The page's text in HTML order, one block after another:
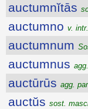
auctumnĭtās
auctumno v.
auctumnum
auctumnus
auctūrūs agg.
auctŭs sost.